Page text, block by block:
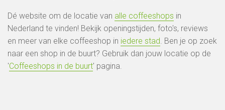
Dé website om de locatie van alle coffeeshops in
Nederland te vinden! Bekijk openingstijden, foto's, reviews
en meer van elke coffeeshop in iedere stad. Ben je op zoek
naar een shop in de buurt? Gebruik dan jouw locatie op de
'Coffeeshops in de buurt' pagina.